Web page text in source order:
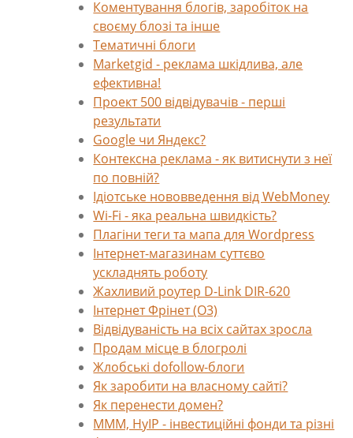
Коментування блогів, заробіток на
своєму блозі та інше
Тематичні блоги
Marketgid - реклама шкідлива, але
ефективна!
Проект 500 відвідувачів - перші
результати
Google чи Яндекс?
Контексна реклама - як витиснути з неї
по повній?
Ідіотське нововведення від WebMoney
Wi-Fi - яка реальна швидкість?
Плагіни теги та мапа для Wordpress
Інтернет-магазинам суттєво
ускладнять роботу
Жахливий роутер D-Link DIR-620
Інтернет Фрінет (О3)
Відвідуваність на всіх сайтах зросла
Продам місце в блогролі
Жлобські dofollow-блоги
Як заробити на власному сайті?
Як перенести домен?
МММ, HyIP - інвестиційні фонди та різні